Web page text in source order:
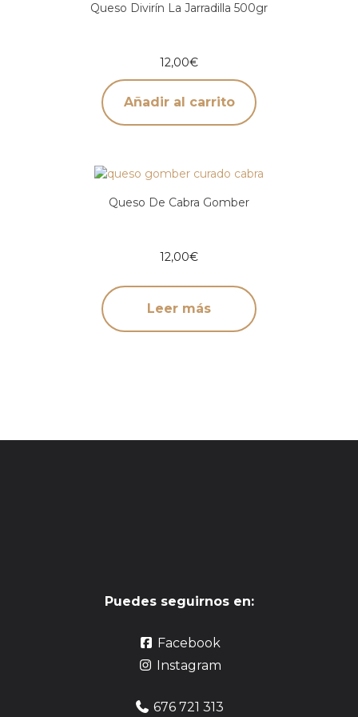
Queso Divirín La Jarradilla 500gr
12,00€
Añadir al carrito
Queso De Cabra Gomber
12,00€
Leer más
Puedes seguirnos en:
Facebook
Instagram
676 721 313